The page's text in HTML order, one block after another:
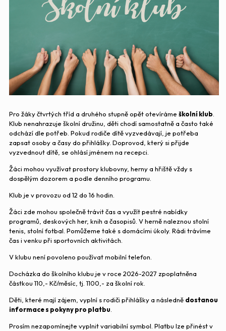
Pro žáky čtvrtých tříd a druhého stupně opět otevíráme školní klub
Klub nenahrazuje školní družinu, děti chodí samostatně a často také
odchází dle potřeb. Pokud rodiče dítě vyzvedávají, je potřeba
zapsat osoby a časy do přihlášky. Doprovod, který si přijde
vyzvednout dítě, se ohlásí jménem na recepci.
Žáci mohou využívat prostory klubovny, herny a hřiště vždy s
dospělým dozorem a podle denního programu.
Klub je v provozu od 12 do 16 hodin.
Žáci zde mohou společně trávit čas a využít pestré nabídky
programů, deskových her, knih a časopisů. V herně naleznou stolní
tenis, stolní fotbal. Pomůžeme také s domácími úkoly. Rádi trávíme
čas i venku při sportovních aktivitách.
V klubu není povoleno používat mobilní telefon.
Docházka do školního klubu je v roce 2026-2027 zpoplatněna
částkou 110,- Kč/měsíc, tj. 1100,- za školní rok.
Děti, které mají zájem, vyplní s rodiči přihlášky a následně dostanou
informace s pokyny pro platbu
Prosím nezapomínejte vyplnit variabilní symbol. Platbu lze přinést v